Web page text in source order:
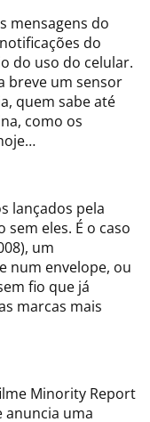
mensagens do
do
do uso do celular.
breve um sensor
quem sabe até
como os
lançados pela
eles. É o caso
um
num envelope, ou
fio que já
marcas mais
Minority Report
anuncia uma